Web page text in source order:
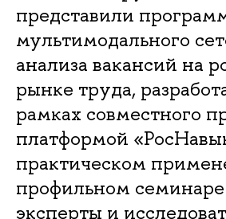
представили
мультимодального
анализа вакансий на
рынке труда,
рамках совместного
платформой
практическом
профильном
эксперты и